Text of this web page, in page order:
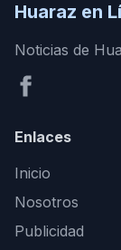
Huaraz en
Noticias de
Enlaces
Inicio
Nosotros
Publicidad